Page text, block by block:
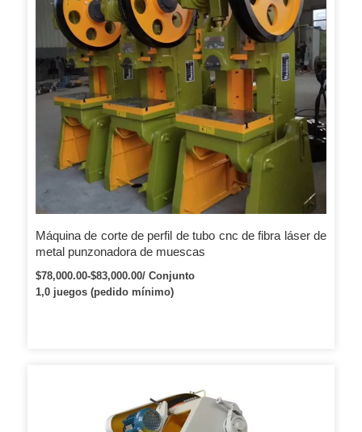
Máquina de corte de perfil de tubo cnc de fibra láser de
metal punzonadora de muescas
$78,000.00-$83,000.00/ Conjunto
1,0 juegos (pedido mínimo)